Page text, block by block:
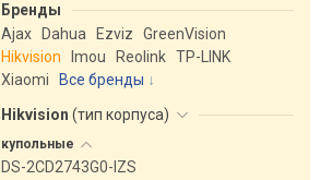
Бренды
Ajax
Dahua Ezviz
GreenVision
Hikvision
Imou Reolink TP-LINK
Xiaomi
Все бренды
Hikvision (тип корпуса)
купольные
DS-2CD2743G0-IZS